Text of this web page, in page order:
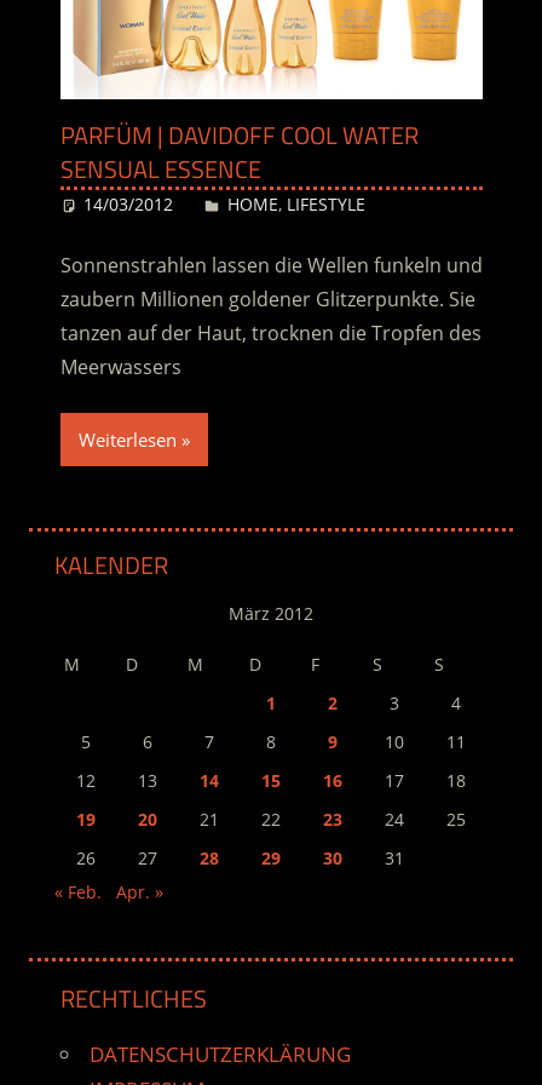
PARFÜM | DAVIDOFF COOL WATER
SENSUAL ESSENCE
14/03/2012 Desiree
HOME, LIFESTYLE
Sonnenstrahlen lassen die Wellen funkeln und
zaubern Millionen goldener Glitzerpunkte. Sie
tanzen auf der Haut, trocknen die Tropfen des
Meerwassers
Weiterlesen
KALENDER
März 2012
M D M D F S
S
1
2 3
4
5
6 7 8 9 10
11
12
13 14 15 16 17
18
19
20 21 22 23 24
25
26
27 28 29 30
31
« Feb.
Apr. »
RECHTLICHES
DATENSCHUTZERKLÄRUNG